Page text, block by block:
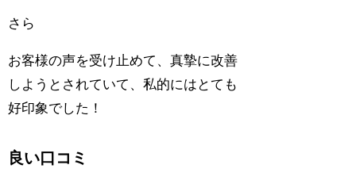
さら
お客様の声を受け止めて、真摯に改善
しようとされていて、私的にはとても
好印象でした！
良い口コミ